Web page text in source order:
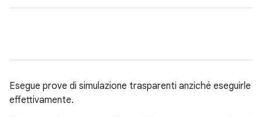
Esegue prove di simulazione trasparenti anziché eseguirle
effettivamente.